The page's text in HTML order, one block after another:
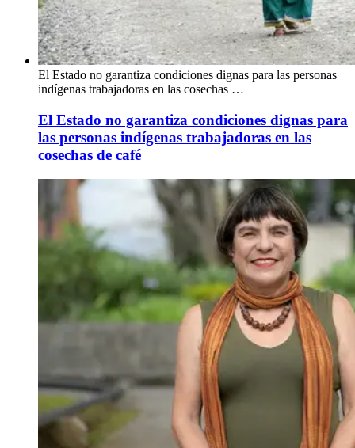
El Estado no garantiza condiciones dignas para las personas
indígenas trabajadoras en las cosechas …
El Estado no garantiza condiciones dignas para
las personas indígenas trabajadoras en las
cosechas de café